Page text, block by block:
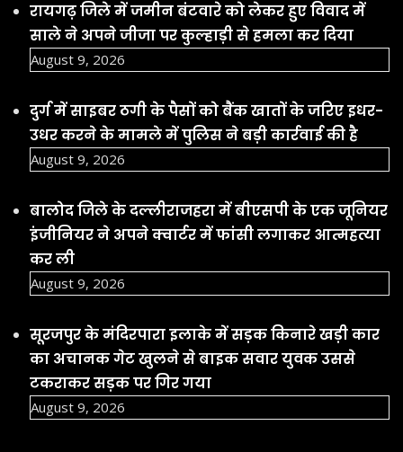
रायगढ़ जिले में जमीन बंटवारे को लेकर हुए विवाद में
साले ने अपने जीजा पर कुल्हाड़ी से हमला कर दिया
August 9, 2026
दुर्ग में साइबर ठगी के पैसों को बैंक खातों के जरिए इधर-
उधर करने के मामले में पुलिस ने बड़ी कार्रवाई की है
August 9, 2026
बालोद जिले के दल्लीराजहरा में बीएसपी के एक जूनियर
इंजीनियर ने अपने क्वार्टर में फांसी लगाकर आत्महत्या
कर ली
August 9, 2026
सूरजपुर के मंदिरपारा इलाके में सड़क किनारे खड़ी कार
का अचानक गेट खुलने से बाइक सवार युवक उससे
टकराकर सड़क पर गिर गया
August 9, 2026